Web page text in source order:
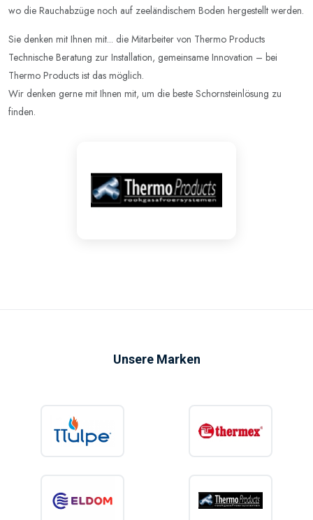
wo die Rauchabzüge noch auf zeeländischem Boden hergestellt werden.
Sie denken mit Ihnen mit... die Mitarbeiter von Thermo Products
Technische Beratung zur Installation, gemeinsame Innovation – bei
Thermo Products ist das möglich.
Wir denken gerne mit Ihnen mit, um die beste Schornsteinlösung zu
finden.
Unsere Marken